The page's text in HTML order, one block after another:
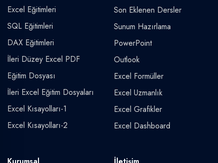
Excel Eğitimleri
SQL Eğitimleri
DAX Eğitimleri
İleri Düzey Excel PDF
Eğitim Dosyası
İleri Excel Eğitim Dosyaları
Excel Kısayolları-1
Excel Kısayolları-2
Son Eklenen Dersler
Sunum Hazırlama
PowerPoint
Outlook
Excel Formüller
Excel Uzmanlık
Excel Grafikler
Excel Dashboard